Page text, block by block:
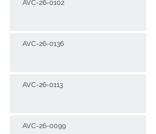
AVC-26-0102
AVC-26-0136
AVC-26-0113
AVC-26-0099